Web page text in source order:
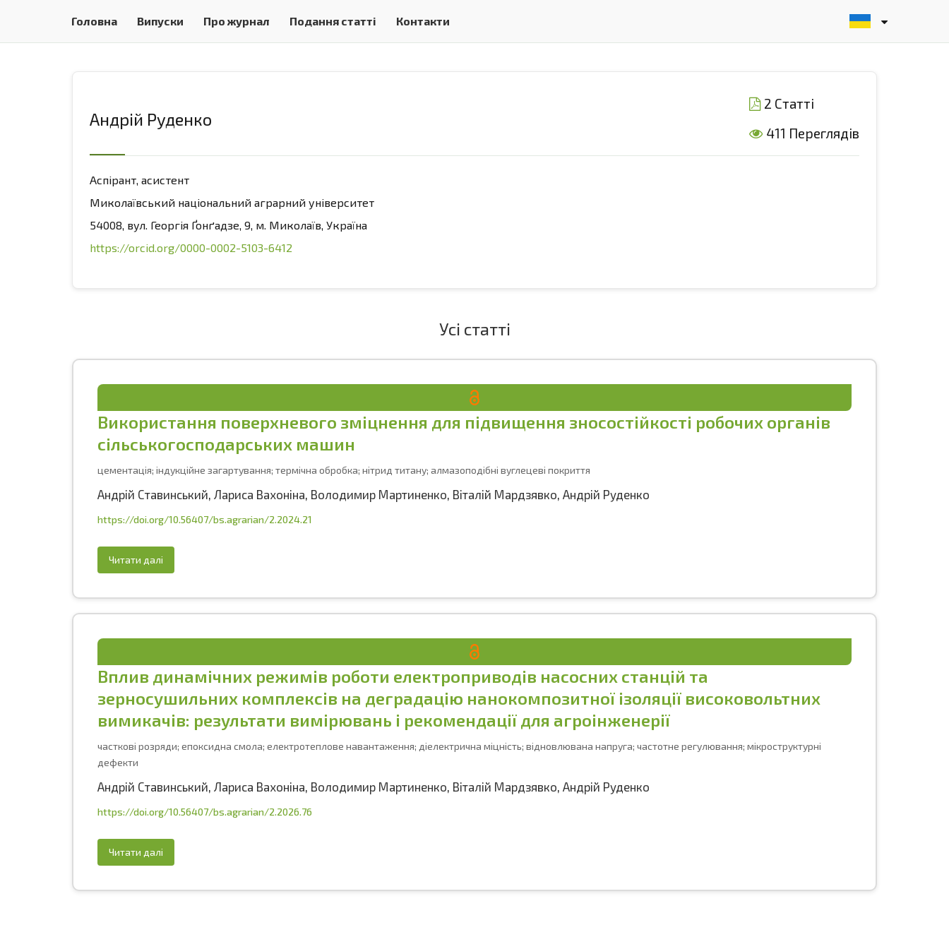
Головна Випуски Про журнал Подання статті Контакти
Андрій Руденко
2 Статті
411 Переглядів
Аспірант, асистент
Миколаївський національний аграрний університет
54008, вул. Георгія Ґонґадзе, 9, м. Миколаїв, Україна
https://orcid.org/0000-0002-5103-6412
Усі статті
Використання поверхневого зміцнення для підвищення зносостійкості робочих органів
сільськогосподарських машин
цементація; індукційне загартування; термічна обробка; нітрид титану; алмазоподібні вуглецеві покриття
Андрій Ставинський, Лариса Вахоніна, Володимир Мартиненко, Віталій Мардзявко, Андрій Руденко
https://doi.org/10.56407/bs.agrarian/2.2024.21
Читати далі
Вплив динамічних режимів роботи електроприводів насосних станцій та
зерносушильних комплексів на деградацію нанокомпозитної ізоляції високовольтних
вимикачів: результати вимірювань і рекомендації для агроінженерії
часткові розряди; епоксидна смола; електротеплове навантаження; діелектрична міцність; відновлювана напруга; частотне регулювання; мікроструктурні
дефекти
Андрій Ставинський, Лариса Вахоніна, Володимир Мартиненко, Віталій Мардзявко, Андрій Руденко
https://doi.org/10.56407/bs.agrarian/2.2026.76
Читати далі